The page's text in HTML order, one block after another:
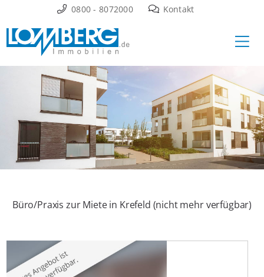
Inhalt
springen
0800 - 8072000 Kontakt
Büro/Praxis zur Miete in Krefeld (nicht mehr verfügbar)